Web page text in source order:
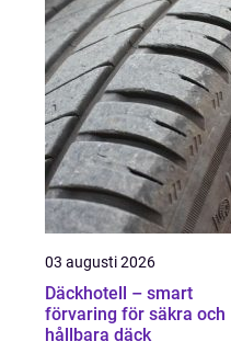
03 augusti 2026
Däckhotell – smart
förvaring för säkra och
hållbara däck